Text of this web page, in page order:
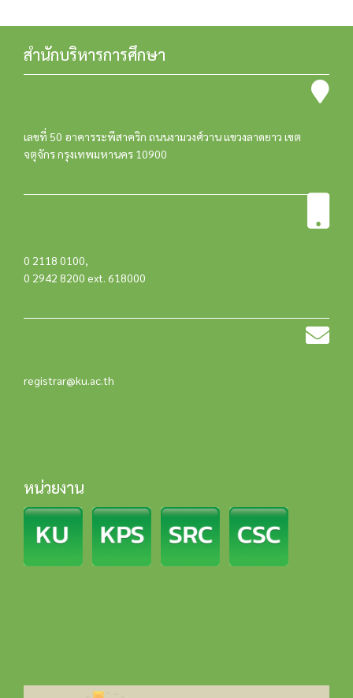
สำนักบริหารการศึกษา
เลขที่ 50 อาคารระพีสาคริก ถนนงามวงศ์วาน แขวงลาดยาว เขต
จตุจักร กรุงเทพมหานคร 10900
0 2118 0100,
0 2942 8200 ext. 618000
registrar@ku.ac.th
หน่วยงาน